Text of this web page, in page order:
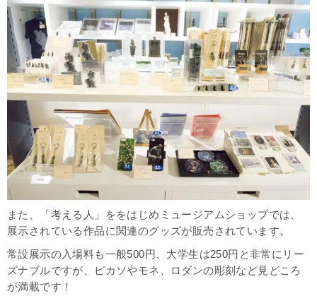
また、「考える人」ををはじめミュージアムショップでは、
展示されている作品に関連のグッズが販売されています。
常設展示の入場料も一般500円、大学生は250円と非常にリー
ズナブルですが、ピカソやモネ、ロダンの彫刻など見どころ
が満載です！